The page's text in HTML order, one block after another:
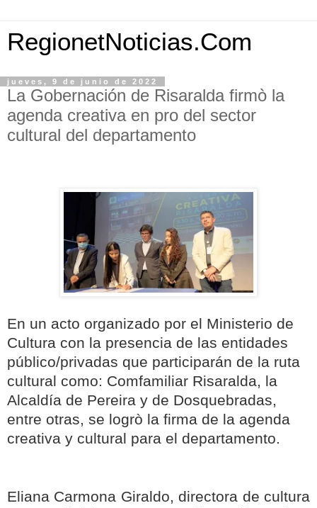
RegionetNoticias.Com
jueves, 9 de junio de 2022
La Gobernación de Risaralda firmò la
agenda creativa en pro del sector
cultural del departamento
En un acto organizado por el Ministerio de
Cultura con la presencia de las entidades
público/privadas que participarán de la ruta
cultural como: Comfamiliar Risaralda, la
Alcaldía de Pereira y de Dosquebradas,
entre otras, se logrò la firma de la agenda
creativa y cultural para el departamento.
Eliana Carmona Giraldo, directora de cultura